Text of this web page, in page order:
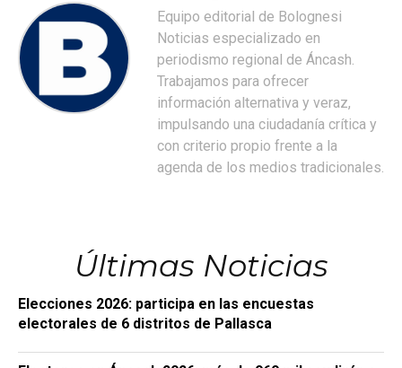
Equipo editorial de Bolognesi
Noticias especializado en
periodismo regional de Áncash.
Trabajamos para ofrecer
información alternativa y veraz,
impulsando una ciudadanía crítica y
con criterio propio frente a la
agenda de los medios tradicionales.
Últimas Noticias
Elecciones 2026: participa en las encuestas
electorales de 6 distritos de Pallasca